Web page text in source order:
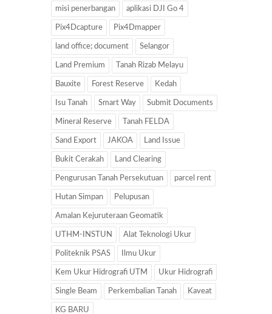
misi penerbangan aplikasi DJI Go 4
Pix4Dcapture Pix4Dmapper
land office; document Selangor
Land Premium Tanah Rizab Melayu
Bauxite Forest Reserve Kedah
Isu Tanah Smart Way Submit Documents
Mineral Reserve Tanah FELDA
Sand Export JAKOA Land Issue
Bukit Cerakah Land Clearing
Pengurusan Tanah Persekutuan parcel rent
Hutan Simpan Pelupusan
Amalan Kejuruteraan Geomatik
UTHM-INSTUN Alat Teknologi Ukur
Politeknik PSAS Ilmu Ukur
Kem Ukur Hidrografi UTM Ukur Hidrografi
Single Beam Perkembalian Tanah Kaveat
KG BARU